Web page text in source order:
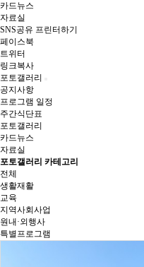
카드뉴스
자료실
SNS공유 프린터하기
페이스북
트위터
링크복사
포토갤러리
공지사항
프로그램 일정
주간식단표
포토갤러리
카드뉴스
자료실
포토갤러리 카테고리
전체
생활재활
교육
지역사회사업
원내·외행사
특별프로그램